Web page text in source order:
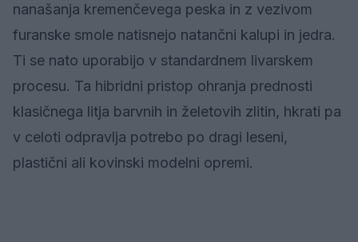
nanašanja kremenčevega peska in z vezivom
furanske smole natisnejo natančni kalupi in jedra.
Ti se nato uporabijo v standardnem livarskem
procesu. Ta hibridni pristop ohranja prednosti
klasičnega litja barvnih in želetovih zlitin, hkrati pa
v celoti odpravlja potrebo po dragi leseni,
plastični ali kovinski modelni opremi.